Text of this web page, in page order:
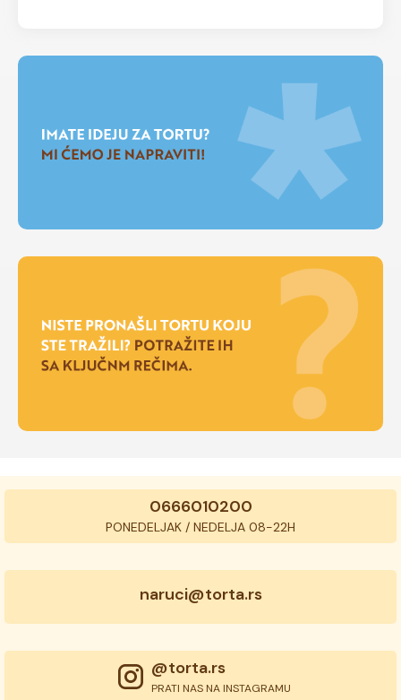
0666010200
PONEDELJAK / NEDELJA 08-22H
naruci@torta.rs
@torta.rs
PRATI NAS NA INSTAGRAMU